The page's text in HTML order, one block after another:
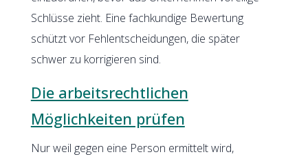
Schlüsse zieht. Eine fachkundige Bewertung
schützt vor Fehlentscheidungen, die später
schwer zu korrigieren sind.
Die arbeitsrechtlichen
Möglichkeiten prüfen
Nur weil gegen eine Person ermittelt wird,